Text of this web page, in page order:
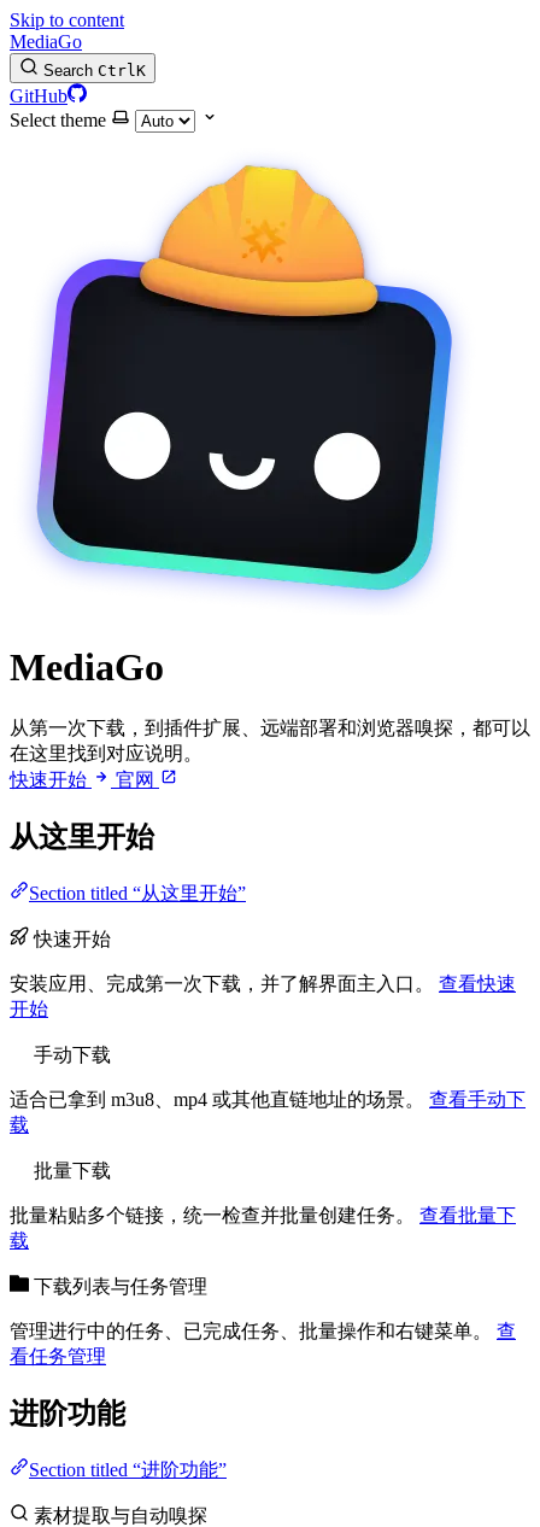
Skip to content
MediaGo
Search CtrlK
GitHub
Select theme
MediaGo
从第一次下载，到插件扩展、远端部署和浏览器嗅探，都可以
在这里找到对应说明。
快速开始
官网
从这里开始
Section titled “从这里开始”
快速开始
安装应用、完成第一次下载，并了解界面主入口。 查看快速
开始
手动下载
适合已拿到 m3u8、mp4 或其他直链地址的场景。 查看手动下
载
批量下载
批量粘贴多个链接，统一检查并批量创建任务。 查看批量下
载
下载列表与任务管理
管理进行中的任务、已完成任务、批量操作和右键菜单。 查
看任务管理
进阶功能
Section titled “进阶功能”
素材提取与自动嗅探